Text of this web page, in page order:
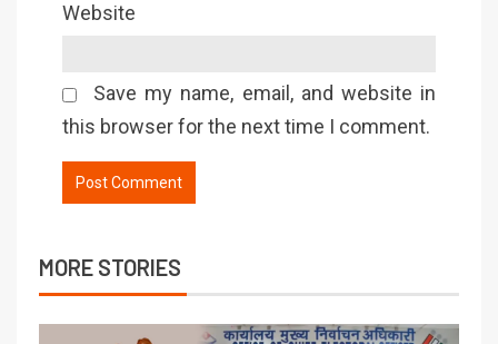
Website
Save my name, email, and website in
this browser for the next time I comment.
MORE STORIES